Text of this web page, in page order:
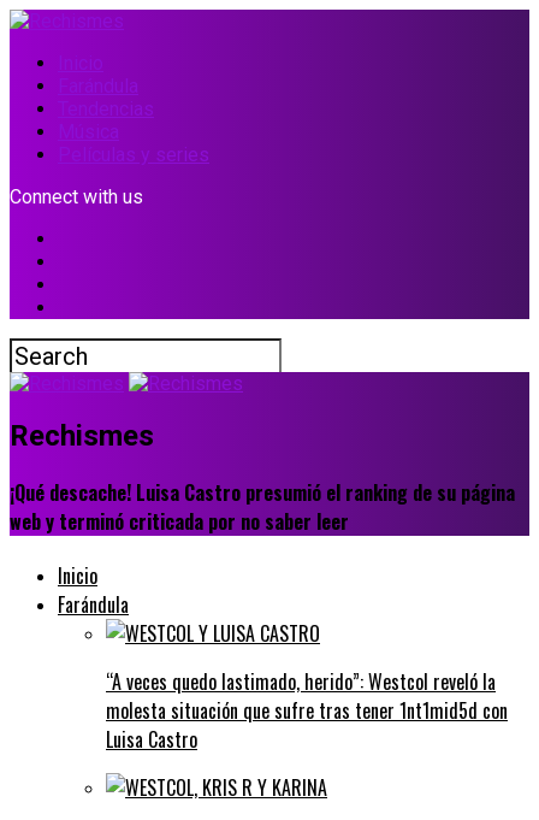
Inicio
Farándula
Tendencias
Música
Películas y series
Connect with us
Rechismes
¡Qué descache! Luisa Castro presumió el ranking de su página
web y terminó criticada por no saber leer
Inicio
Farándula
“A veces quedo lastimado, herido”: Westcol reveló la
molesta situación que sufre tras tener 1nt1mid5d con
Luisa Castro